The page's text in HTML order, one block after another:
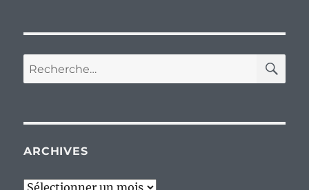
Recherche
pour :
ARCHIVES
Archives